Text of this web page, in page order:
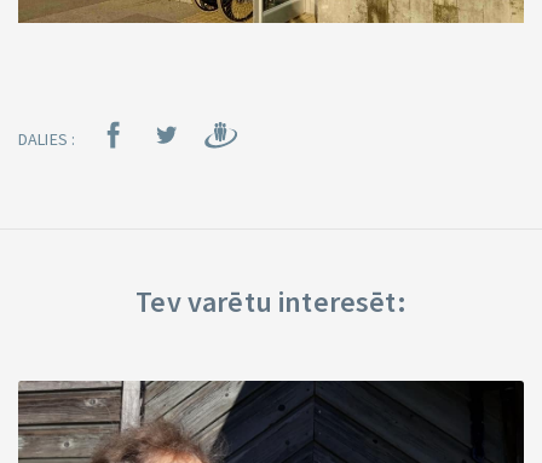
DALIES :
Tev varētu interesēt: